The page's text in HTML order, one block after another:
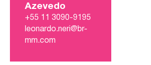
Azevedo
+55 11 3090-9195
leonardo.neri@br-
mm.com